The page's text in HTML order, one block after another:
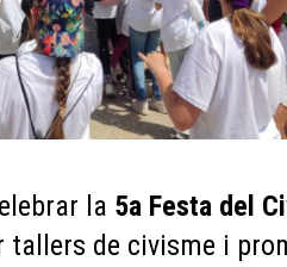
la 5a Festa del
de civisme i